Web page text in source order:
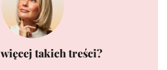
więcej takich treści?